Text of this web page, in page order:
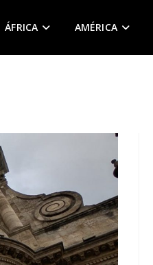
ÁFRICA AMÉRICA